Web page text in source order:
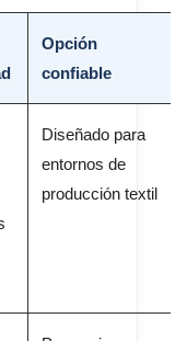
Opción
confiable
Diseñado para
entornos de
producción textil